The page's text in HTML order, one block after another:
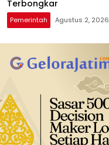
Terbongkar
Pemerintah Agustus 2, 2026